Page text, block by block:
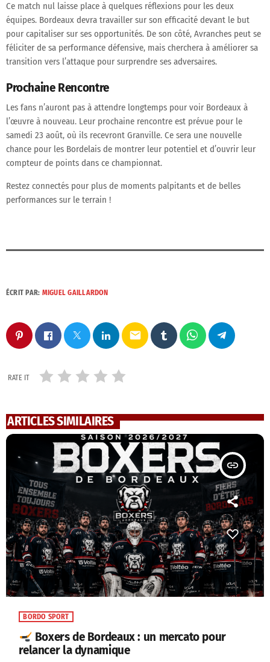
Ce match nul laisse place à quelques réflexions pour les deux
équipes. Bordeaux devra travailler sur son efficacité devant le but
pour capitaliser sur ses opportunités. De son côté, Avranches peut se
féliciter de sa performance défensive, mais cherchera à améliorer sa
transition vers l’attaque pour surprendre ses adversaires.
Prochaine Rencontre
Les fans n’auront pas à attendre longtemps pour voir Bordeaux à
l’œuvre à nouveau. Leur prochaine rencontre est prévue pour le
samedi 23 août, où ils recevront Granville. Ce sera une nouvelle
chance pour les Bordelais de montrer leur potentiel et d’ouvrir leur
compteur de points dans ce championnat.
Restez connectés pour plus de moments palpitants et de belles
performances sur le terrain !
ÉCRIT PAR: MIGUEL GAILLARDON
email
RATE IT
ARTICLES SIMILAIRES
insert_link
BORDO SPORT
Boxers de Bordeaux : un mercato pour
relancer la dynamique